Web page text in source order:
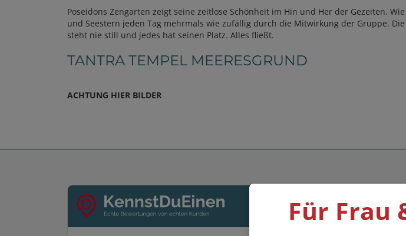
Poseidons Zengarten zeigt seine zeitlose Schönheit im Hin und Her der Gezeiten.
und Seestern jeden Tag mehrmals wie zufällig durch die Mitwirkung der Gruppe.
steht nie still und jedes hat seinen Platz. Alles fließt.
TANTRA TEMPEL MEERESGRUND
ACHTUNG HIER BILDER
Für Frau